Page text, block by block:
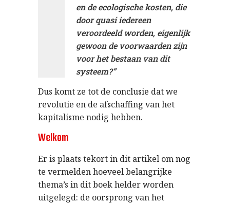
en de ecologische kosten, die
door quasi iedereen
veroordeeld worden, eigenlijk
gewoon de voorwaarden zijn
voor het bestaan van dit
systeem?”
Dus komt ze tot de conclusie dat we
revolutie en de afschaffing van het
kapitalisme nodig hebben.
Welkom
Eris plaats tekortin dit artikel omnog
te vermeldenhoeveelbelangrijke
thema’s in ditboekhelderworden
uitgelegd: de oorsprong van het